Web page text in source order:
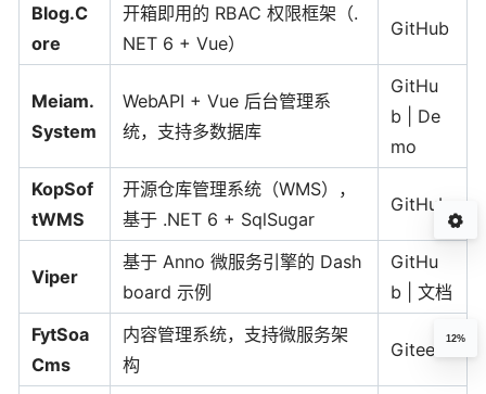
Blog.C
ore
开箱即用的 RBAC 权限框架（.
NET 6 + Vue）
GitHub
Meiam.
System
WebAPI + Vue 后台管理系
统，支持多数据库
GitHu
b | De
mo
KopSof
tWMS
开源仓库管理系统（WMS），
基于 .NET 6 + SqlSugar
GitHub
Viper
基于 Anno 微服务引擎的 Dash
board 示例
GitHu
b | 文档
FytSoa
Cms
内容管理系统，支持微服务架
构
Gitee 12%